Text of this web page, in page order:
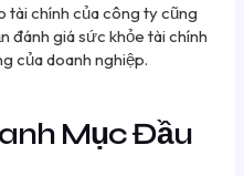
tài chính của công ty cũng
đánh giá sức khỏe tài chính
của doanh nghiệp.
Mục Đầu